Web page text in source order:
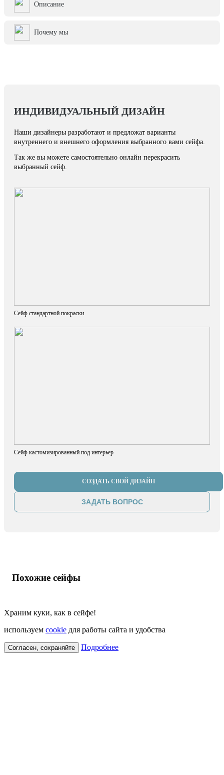
Описание
Почему мы
ИНДИВИДУАЛЬНЫЙ ДИЗАЙН
Наши дизайнеры разработают и предложат варианты
внутреннего и внешнего оформления выбранного вами сейфа.
Так же вы можете самостоятельно онлайн перекрасить
выбранный сейф.
Сейф стандартной покраски
Сейф кастомизированный под интерьер
СОЗДАТЬ СВОЙ ДИЗАЙН
ЗАДАТЬ ВОПРОС
Похожие сейфы
Храним куки, как в сейфе!
используем cookie для работы сайта и удобства
Согласен, сохраняйте Подробнее